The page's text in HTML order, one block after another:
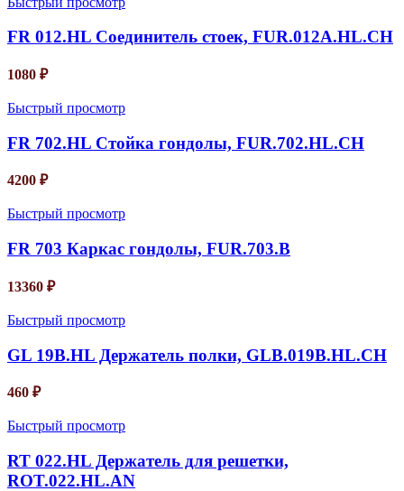
FR 012.HL Соединитель стоек, FUR.012A.HL.CH
1080 ₽
Быстрый просмотр
FR 702.HL Стойка гондолы, FUR.702.HL.CH
4200 ₽
Быстрый просмотр
FR 703 Каркас гондолы, FUR.703.B
13360 ₽
Быстрый просмотр
GL 19B.HL Держатель полки, GLB.019B.HL.CH
460 ₽
Быстрый просмотр
RT 022.HL Держатель для решетки,
ROT.022.HL.AN